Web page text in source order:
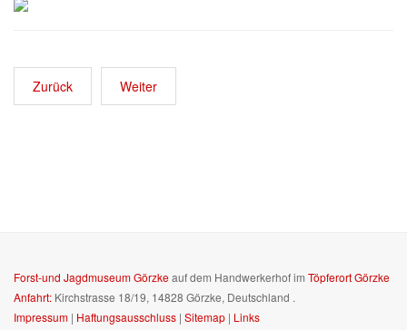
Zurück Weiter
Forst-und Jagdmuseum Görzkeauf dem Handwerkerhof im Töpferort Görzke
Anfahrt: Kirchstrasse 18/19, 14828 Görzke, Deutschland .
Impressum | Haftungsausschluss | Sitemap | Links